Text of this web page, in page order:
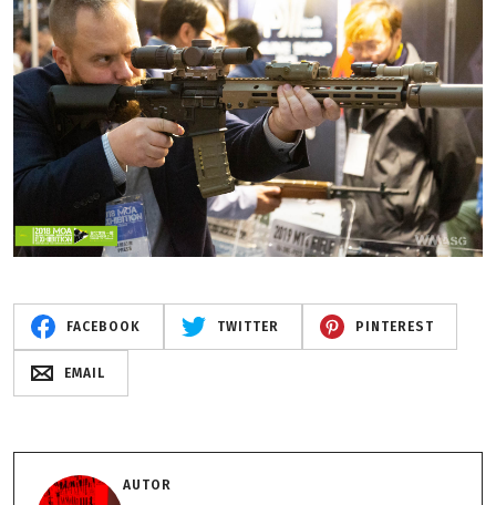
FACEBOOK TWITTER PINTEREST
EMAIL
AUTOR